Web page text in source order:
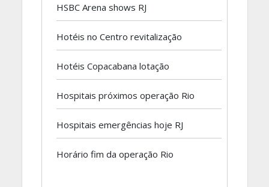
HSBC Arena shows RJ
Hotéis no Centro revitalização
Hotéis Copacabana lotação
Hospitais próximos operação Rio
Hospitais emergências hoje RJ
Horário fim da operação Rio